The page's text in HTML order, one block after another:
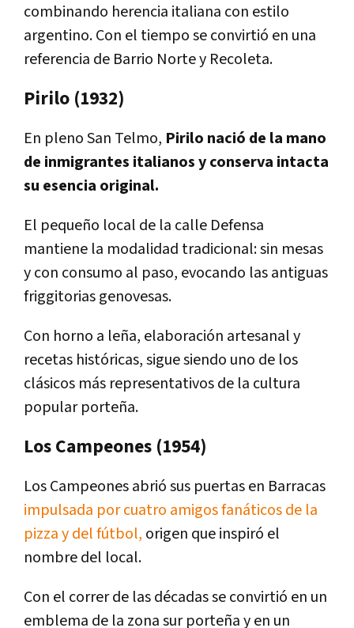
combinando herencia italiana con estilo
argentino. Con el tiempo se convirtió en una
referencia de Barrio Norte y Recoleta.
Pirilo (1932)
En pleno San Telmo, Pirilo nació de la mano
de inmigrantes italianos y conserva intacta
su esencia original.
El pequeño local de la calle Defensa
mantiene la modalidad tradicional: sin mesas
y con consumo al paso, evocando las antiguas
friggitorias genovesas.
Con horno a leña, elaboración artesanal y
recetas históricas, sigue siendo uno de los
clásicos más representativos de la cultura
popular porteña.
Los Campeones (1954)
Los Campeones abrió sus puertas en Barracas
impulsada por cuatro amigos fanáticos de la
pizza y del fútbol, origen que inspiró el
nombre del local.
Con el correr de las décadas se convirtió en un
emblema de la zona sur porteña y en un